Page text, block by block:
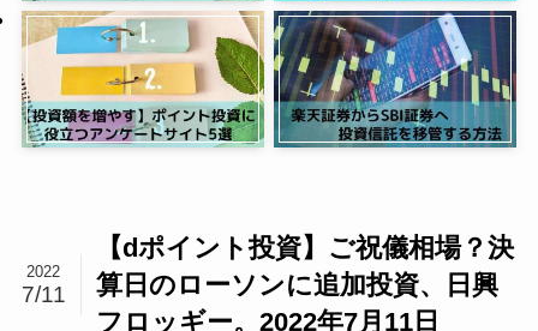
【dポイント投資】ご祝儀相場？決
算日のローソンに追加投資、日興
フロッギー。2022年7月11日
2022
7/11